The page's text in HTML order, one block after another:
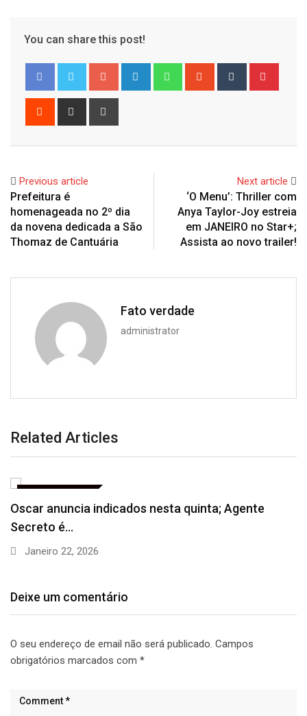
You can share this post!
Google+ LinkedIn WhatsappStumbleUpon
Tumblr
Reddit
Share
Previous article
Prefeitura é
homenageada no 2º dia
da novena dedicada a São
Thomaz de Cantuária
Next article
‘O Menu’: Thriller com
Anya Taylor-Joy estreia
em JANEIRO no Star+;
Assista ao novo trailer!
Fato verdade
administrator
Related Articles
Inflação oficial recua 0,11% em agosto, menor
resultado…
Setembro 11, 2025
Deixe um comentário
O seu endereço de email não será publicado. Campos
obrigatórios marcados com *